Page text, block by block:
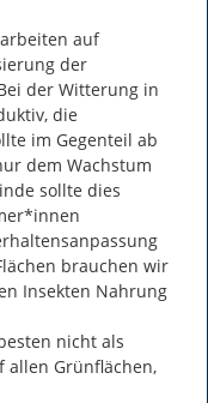
auf
der
der Witterung in
die
im Gegenteil ab
dem Wachstum
sollte dies
brauchen wir
Insekten Nahrung
nicht als
allen Grünflächen,